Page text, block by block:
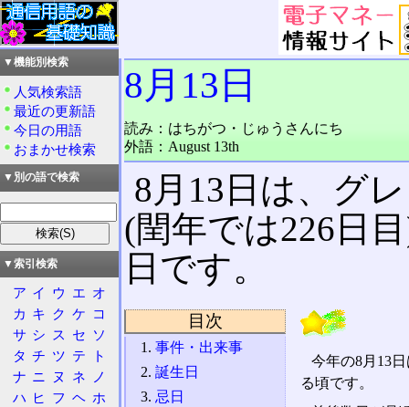
8月13日
読み：はちがつ・じゅうさんにち
外語：August 13th
8月13日は、グ
(閏年では226日
日です。
目次
事件・出来事
誕生日
忌日
今年の8月13
る頃です。
▼機能別検索
人気検索語
最近の更新語
今日の用語
おまかせ検索
▼別の語で検索
▼索引検索
ア イ ウ エ オ
カ キ ク ケ コ
サ シ ス セ ソ
タ チ ツ テ
ト
ナ ニ ヌ ネ
ノ
ハ ヒ フ ヘ ホ